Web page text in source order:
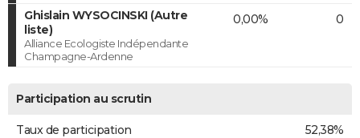
Ghislain WYSOCINSKI (Autre
liste)
Alliance Ecologiste Indépendante
Champagne-Ardenne
0,00% 0
Participation au scrutin
Taux de participation 52,38%